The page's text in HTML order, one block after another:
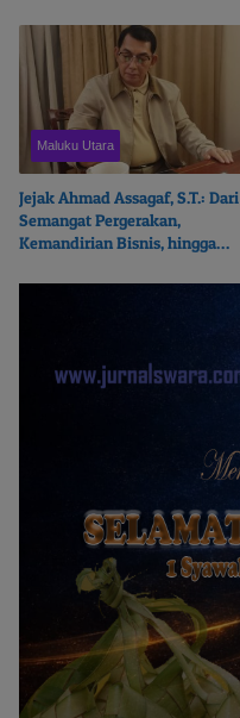
Maluku Utara
Jejak Ahmad Assagaf, S.T.: Dari
Semangat Pergerakan,
Kemandirian Bisnis, hingga